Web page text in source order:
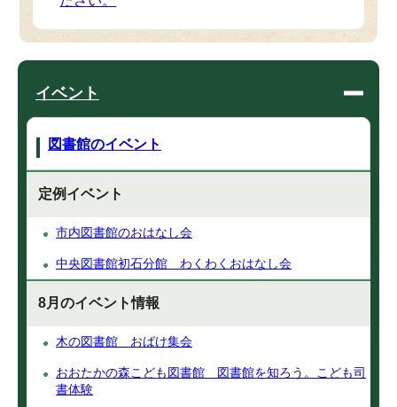
イベント
図書館のイベント
定例イベント
市内図書館のおはなし会
中央図書館初石分館 わくわくおはなし会
8月のイベント情報
木の図書館 おばけ集会
おおたかの森こども図書館 図書館を知ろう。こども司
書体験